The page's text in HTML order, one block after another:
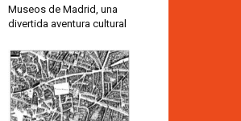
Museos de Madrid, una
divertida aventura cultural